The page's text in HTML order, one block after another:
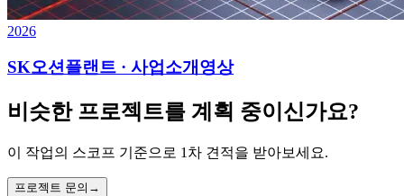
2026
SK오션플랜트 · 사업소개영상
비슷한 프로젝트를 계획 중이신가요?
이 작업의 스코프 기준으로 1차 견적을 받아보세요.
프로젝트 문의 →